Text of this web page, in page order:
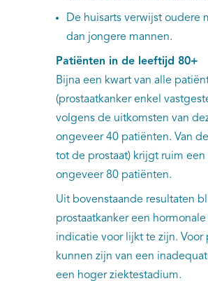
De huisarts verwijst oudere
dan jongere mannen.
Patiënten in de leeftijd 80+
Bijna een kwart van alle
(prostaatkanker enkel
volgens de uitkomsten van
ongeveer 40 patiënten. Van
tot de prostaat) krijgt ruim
ongeveer 80 patiënten.
Uit bovenstaande resultaten
prostaatkanker een
indicatie voor lijkt te zijn.
kunnen zijn van een
een hoger ziektestadium.